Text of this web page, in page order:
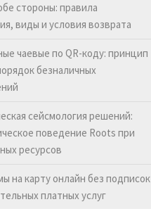
стороны: правила
виды и условия возврата
чаевые по QR-коду: принцип
безналичных
сейсмология решений:
поведение Roots при
ресурсов
на карту онлайн без подписок
платных услуг